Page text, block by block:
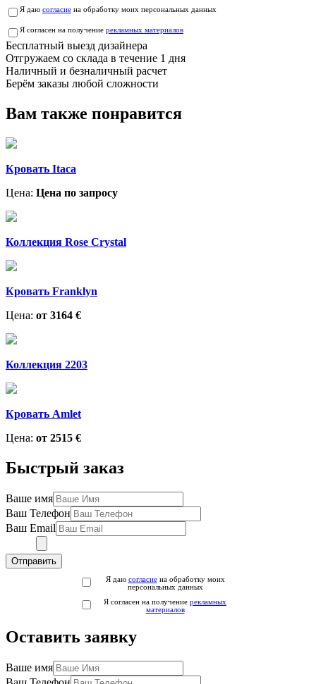
Я даю согласие на обработку моих персональных данных
Я согласен на получение рекламных материалов
Бесплатный выезд дизайнера
Отгружаем со склада в течение 1 дня
Наличный и безналичный расчет
Берём заказы любой сложности
Вам также понравится
Кровать Itaca
Цена: Цена по запросу
Коллекция Rose Crystal
Кровать Franklyn
Цена: от 3164 €
Коллекция 2203
Кровать Amlet
Цена: от 2515 €
Быстрый заказ
Ваше имя
Ваш Телефон
Ваш Email
Отправить
Я даю согласиена обработку моих
персональных данных
Я согласен на получение рекламных
материалов
Оставить заявку
Ваше имя